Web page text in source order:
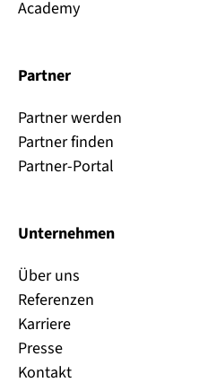
Academy
Partner
Partner werden
Partner finden
Partner-Portal
Unternehmen
Über uns
Referenzen
Karriere
Presse
Kontakt